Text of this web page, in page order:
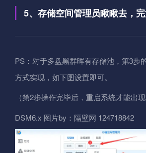
5、存储空间管理员瞅瞅去，完
PS：对于多盘黑群晖有存储池，第3步
方式实现，如下图设置即可。
（第2步操作完毕后，重启系统才能出现
DSM6.x 图片by：隔壁网 124718842